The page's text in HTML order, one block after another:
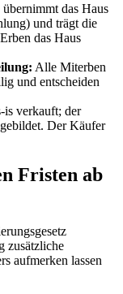
das Haus
und trägt die
das Haus
Alle Miterben
und entscheiden
is verkauft; der
Der Käufer
Fristen ab
zusätzliche
aufmerken lassen